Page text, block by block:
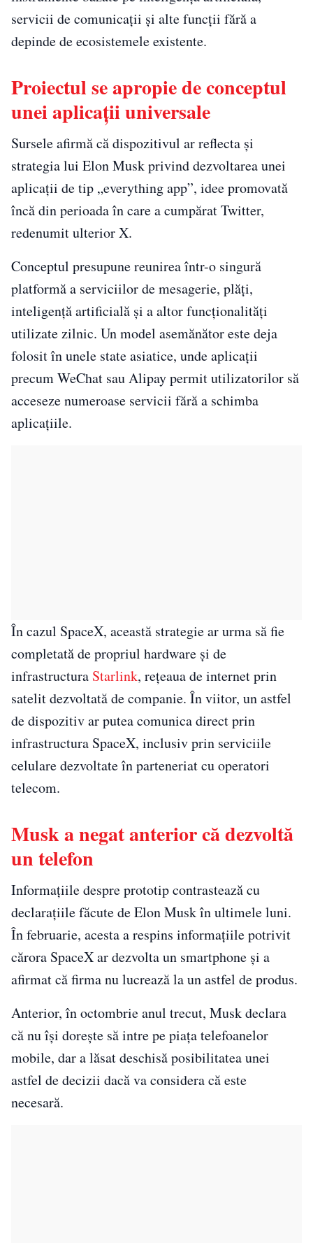
servicii de comunicații și alte funcții fără a
depinde de ecosistemele existente.
Proiectul se apropie de conceptul
unei aplicații universale
Sursele afirmă că dispozitivul ar reflecta și
strategia lui Elon Musk privind dezvoltarea unei
aplicații de tip „everything app”, idee promovată
încă din perioada în care a cumpărat Twitter,
redenumit ulterior X.
Conceptul presupune reunirea într-o singură
platformă a serviciilor de mesagerie, plăți,
inteligență artificială și a altor funcționalități
utilizate zilnic. Un model asemănător este deja
folosit în unele state asiatice, unde aplicații
precum WeChat sau Alipay permit utilizatorilor să
acceseze numeroase servicii fără a schimba
aplicațiile.
În cazul SpaceX, această strategie ar urma să fie
completată de propriul hardware și de
infrastructura Starlink, rețeaua de internet prin
satelit dezvoltată de companie. În viitor, un astfel
de dispozitiv ar putea comunica direct prin
infrastructura SpaceX, inclusiv prin serviciile
celulare dezvoltate în parteneriat cu operatori
telecom.
Musk a negat anterior că dezvoltă
un telefon
Informațiile despre prototip contrastează cu
declarațiile făcute de Elon Musk în ultimele luni.
În februarie, acesta a respins informațiile potrivit
cărora SpaceX ar dezvolta un smartphone și a
afirmat că firma nu lucrează la un astfel de produs.
Anterior, în octombrie anul trecut, Musk declara
că nu își dorește să intre pe piața telefoanelor
mobile, dar a lăsat deschisă posibilitatea unei
astfel de decizii dacă va considera că este
necesară.